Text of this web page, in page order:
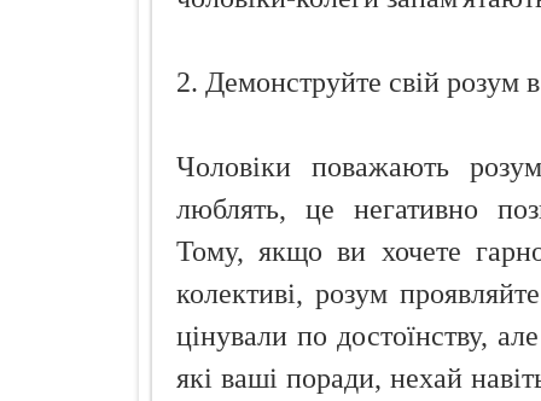
2. Демонструйте свій розум
Чоловіки поважають
люблять, це негативно
Тому, якщо ви хочете
колективі, розум
цінували по достоїнству,
які ваші поради, нехай